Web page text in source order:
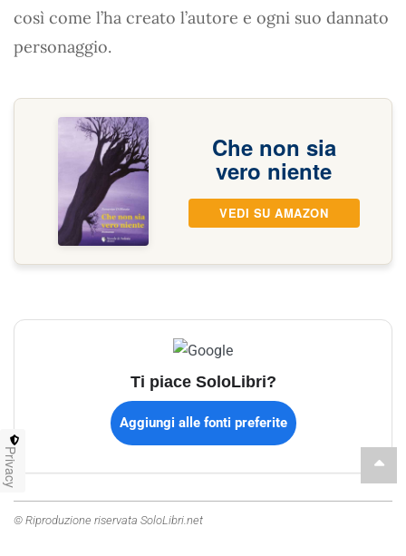
così come l’ha creato l’autore e ogni suo dannato
personaggio.
Che non sia
vero niente
VEDI SU AMAZON
Ti piace SoloLibri?
Aggiungi alle fonti preferite
© Riproduzione riservata SoloLibri.net
Privacy